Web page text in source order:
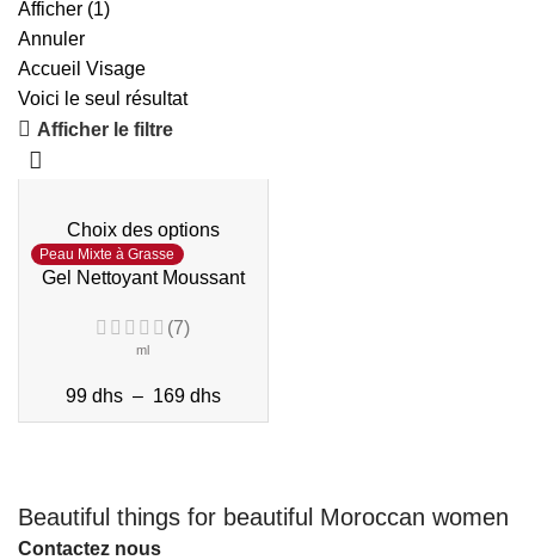
Afficher (1)
Annuler
Accueil Visage
Voici le seul résultat
Afficher le filtre
Choix des options
Peau Mixte à Grasse
Gel Nettoyant Moussant
(7)
ml
99 dhs – 169 dhs
Beautiful things for beautiful Moroccan women
Contactez nous